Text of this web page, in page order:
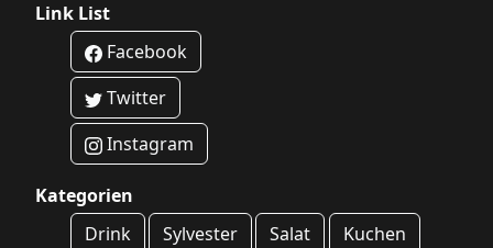
Link List
Facebook
Twitter
Instagram
Kategorien
Drink
Sylvester Salat
Kuchen